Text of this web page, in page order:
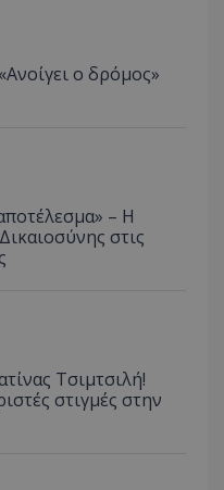
ο δρόμος»
– Η
στις
Τσιμτσιλή!
στιγμές στην
μήνας